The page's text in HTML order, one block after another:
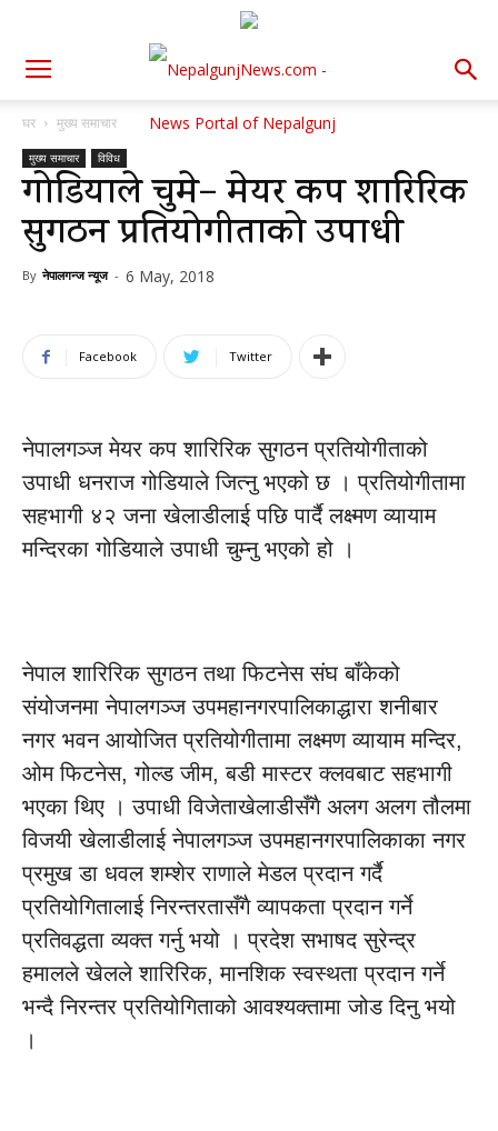
घर मुख्य समाचार
मुख्य समाचार विविध
गोडियाले चुमे– मेयर कप शारिरिक
सुगठन प्रतियोगीताको उपाधी
By नेपालगन्ज न्यूज - 6 May, 2018
Facebook Twitter
नेपालगञ्ज मेयर कप शारिरिक सुगठन प्रतियोगीताको
उपाधी धनराज गोडियाले जित्नु भएको छ । प्रतियोगीतामा
सहभागी ४२ जना खेलाडीलाई पछि पार्दै लक्ष्मण व्यायाम
मन्दिरका गोडियाले उपाधी चुम्नु भएको हो ।
नेपाल शारिरिक सुगठन तथा फिटनेस संघ बाँकेको
संयोजनमा नेपालगञ्ज उपमहानगरपालिकाद्धारा शनीबार
नगर भवन आयोजित प्रतियोगीतामा लक्ष्मण व्यायाम मन्दिर,
ओम फिटनेस, गोल्ड जीम, बडी मास्टर क्लवबाट सहभागी
भएका थिए । उपाधी विजेताखेलाडीसँगै अलग अलग तौलमा
विजयी खेलाडीलाई नेपालगञ्ज उपमहानगरपालिकाका नगर
प्रमुख डा धवल शम्शेर राणाले मेडल प्रदान गर्दै
प्रतियोगितालाई निरन्तरतासँगै व्यापकता प्रदान गर्ने
प्रतिवद्धता व्यक्त गर्नु भयो । प्रदेश सभाषद सुरेन्द्र
हमालले खेलले शारिरिक, मानशिक स्वस्थता प्रदान गर्ने
भन्दै निरन्तर प्रतियोगिताको आवश्यक्तामा जोड दिनु भयो
।